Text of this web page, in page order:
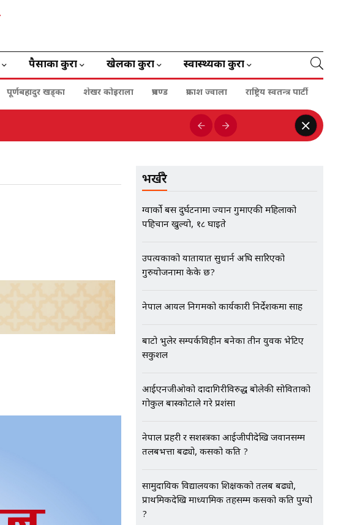
पैसाका कुरा खेलका कुरा स्वास्थ्यका कुरा
पूर्णबहादुर खड्का शेखर कोइराला प्रचण्ड प्रकाश ज्वाला राष्ट्रिय स्वतन्त्र पार्टी
भर्खरै
ग्वार्को बस दुर्घटनामा ज्यान गुमाएकी महिलाको
पहिचान खुल्यो, १८ घाइते
उपत्यकाको यातायात सुधार्न अघि सारिएको
गुरुयोजनामा केके छ?
नेपाल आयल निगमको कार्यकारी निर्देशकमा साह
बाटो भुलेर सम्पर्कविहीन बनेका तीन युवक भेटिए
सकुशल
आईएनजीओको दादागिरीविरुद्ध बोलेकी सोविताको
गोकुल बास्कोटाले गरे प्रशंसा
नेपाल प्रहरी र सशस्त्रका आईजीपीदेखि जवानसम्म
तलबभत्ता बढ्यो, कसको कति ?
सामुदायिक विद्यालयका शिक्षकको तलब बढ्यो,
प्राथमिकदेखि माध्यामिक तहसम्म कसको कति पुग्यो
?